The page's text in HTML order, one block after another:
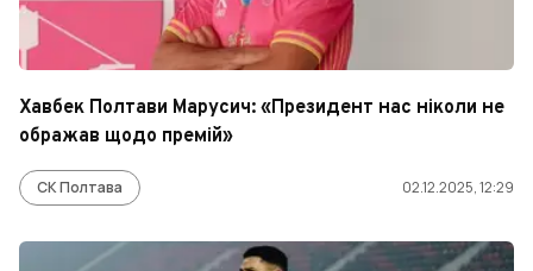
Хавбек Полтави Марусич: «Президент нас ніколи не
ображав щодо премій»
СК Полтава 02.12.2025, 12:29